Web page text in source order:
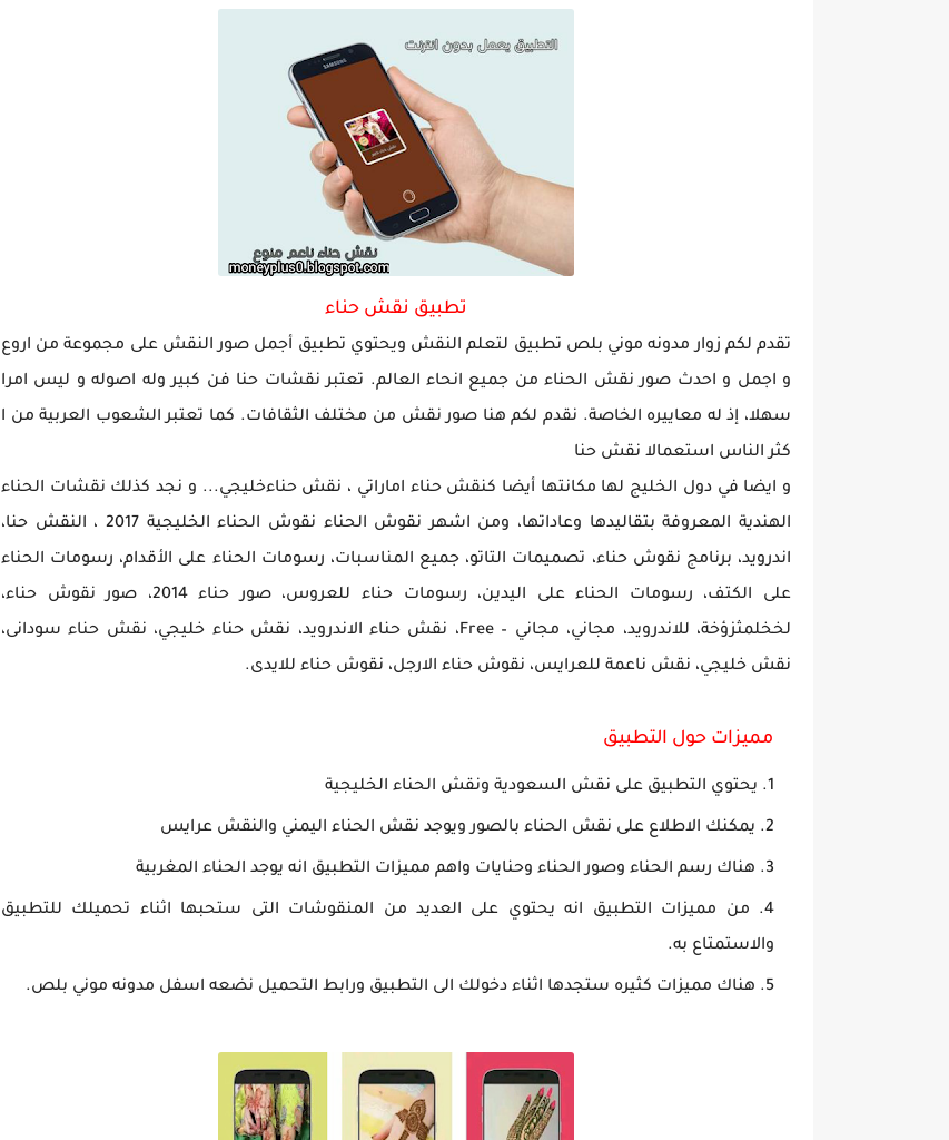
تطبيق نقش حناء
تقدم لكم زوار مدونه موني بلص تطبيق لتعلم النقش ويحتوي تطبيق أجمل صور النقش على مجموعة من اروع
و اجمل و احدث صور نقش الحناء من جميع انحاء العالم. تعتبر نقشات حنا فن كبير وله اصوله و ليس امرا
سهلا، إذ له معاييره الخاصة. نقدم لكم هنا صور نقش من مختلف الثقافات. كما تعتبر الشعوب العربية من ا
كثر الناس استعمالا نقش حنا
و ايضا في دول الخليج لها مكانتها أيضا كنقش حناء اماراتي ، نقش حناءخليجي... و نجد كذلك نقشات الحناء
الهندية المعروفة بتقاليدها وعاداتها، ومن اشهر نقوش الحناء نقوش الحناء الخليجية 2017 ، النقش حنا،
اندرويد، برنامج نقوش حناء، تصميمات التاتو، جميع المناسبات، رسومات الحناء على الأقدام، رسومات الحناء
على الكتف، رسومات الحناء على اليدين، رسومات حناء للعروس، صور حناء 2014، صور نقوش حناء،
لخخلمثزؤخة، للاندرويد، مجاني، مجاني – Free، نقش حناء الاندرويد، نقش حناء خليجي، نقش حناء سودانى،
نقش خليجي، نقش ناعمة للعرايس، نقوش حناء الارجل، نقوش حناء للايدى.
مميزات حول التطبيق
يحتوي التطبيق على نقش السعودية ونقش الحناء الخليجية
يمكنك الاطلاع على نقش الحناء بالصور ويوجد نقش الحناء اليمني والنقش عرايس
هناك رسم الحناء وصور الحناء وحنايات واهم مميزات التطبيق انه يوجد الحناء المغربية
من مميزات التطبيق انه يحتوي على العديد من المنقوشات التى ستحبها اثناء تحميلك للتطبيق
والاستمتاع به.
هناك مميزات كثيره ستجدها اثناء دخولك الى التطبيق ورابط التحميل نضعه اسفل مدونه موني بلص.